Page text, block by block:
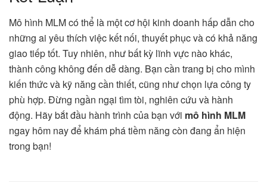
Mô hình MLM có thể là một cơ hội kinh doanh hấp dẫn cho
những ai yêu thích việc kết nối, thuyết phục và có khả năng
giao tiếp tốt. Tuy nhiên, như bất kỳ lĩnh vực nào khác,
thành công không đến dễ dàng. Bạn cần trang bị cho mình
kiến thức và kỹ năng cần thiết, cũng như chọn lựa công ty
phù hợp. Đừng ngần ngại tìm tòi, nghiên cứu và hành
động. Hãy bắt đầu hành trình của bạn với mô hình MLM
ngay hôm nay để khám phá tiềm năng còn đang ẩn hiện
trong bạn!